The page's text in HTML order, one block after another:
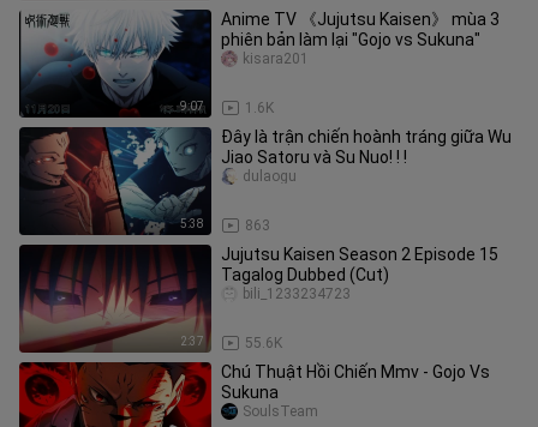
9:07
Anime TV 《Jujutsu Kaisen》 mùa 3
phiên bản làm lại "Gojo vs Sukuna"
1.6K
kisara201
5:38
Đây là trận chiến hoành tráng giữa Wu
Jiao Satoru và Su Nuo! ! !
863
dulaogu
2:37
Jujutsu Kaisen Season 2 Episode 15
Tagalog Dubbed (Cut)
55.6K
bili_1233234723
Chú Thuật Hồi Chiến Mmv - Gojo Vs
Sukuna
SoulsTeam